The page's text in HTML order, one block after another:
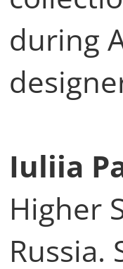
during
Iuliia
Higher
Russia.